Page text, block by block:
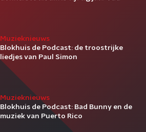
Muzieknieuws
Blokhuis de Podcast: de troostrijke
liedjes van Paul Simon
Muzieknieuws
Blokhuis de Podcast: Bad Bunny en de
muziek van Puerto Rico